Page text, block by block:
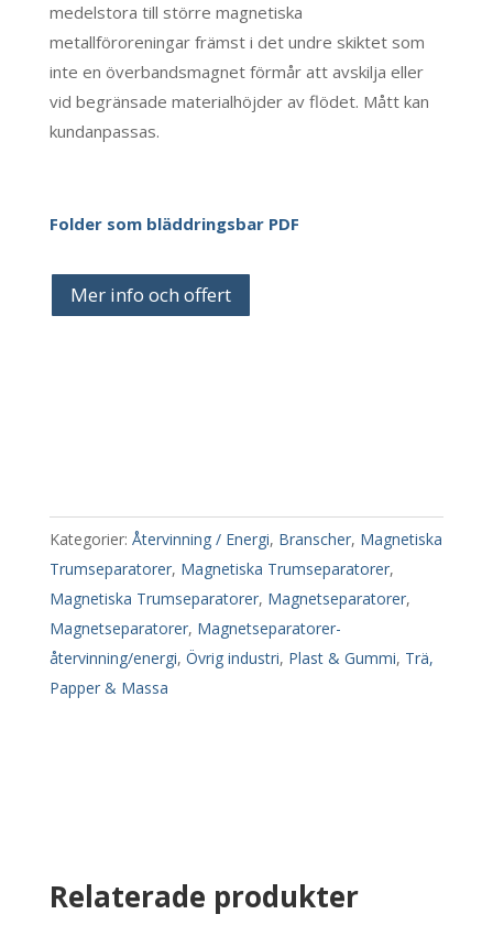
medelstora till större magnetiska
metallföroreningar främst i det undre skiktet som
inte en överbandsmagnet förmår att avskilja eller
vid begränsade materialhöjder av flödet. Mått kan
kundanpassas.
Folder som bläddringsbar PDF
Mer info och offert
Kategorier: Återvinning / Energi, Branscher, Magnetiska
Trumseparatorer, Magnetiska Trumseparatorer,
Magnetiska Trumseparatorer, Magnetseparatorer,
Magnetseparatorer, Magnetseparatorer-
återvinning/energi, Övrig industri, Plast & Gummi, Trä,
Papper & Massa
Relaterade produkter